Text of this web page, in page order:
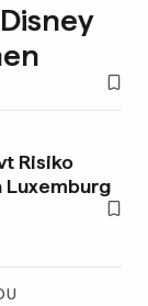
Risiko
Luxemburg